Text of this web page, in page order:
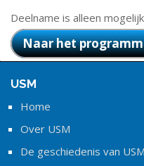
Deelname is alleen
Naar het
USM
Home
Over USM
De geschiedenis van USM